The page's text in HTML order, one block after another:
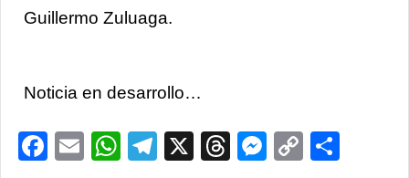
Guillermo Zuluaga.
Noticia en desarrollo…
Facebook
EmailWhatsApp
Telegram
X ThreadsCopy